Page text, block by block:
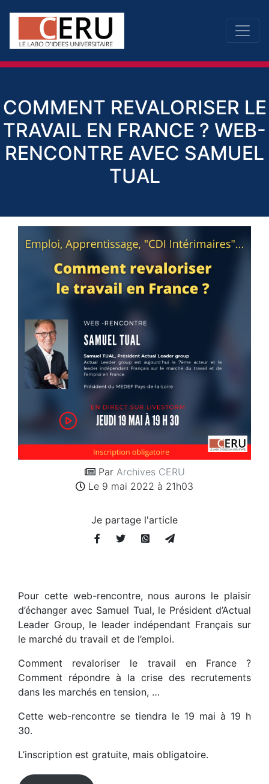
COMMENT REVALORISER LE
TRAVAIL EN FRANCE ? WEB-
RENCONTRE AVEC SAMUEL
TUAL
Par Archives CERU
Le 9 mai 2022 à 21h03
Je partage l'article
Pour cette web-rencontre, nous aurons le plaisir
d’échanger avec Samuel Tual, le Président d’Actual
Leader Group, le leader indépendant Français sur
le marché du travail et de l’emploi.
Comment revaloriser le travail en France ?
Comment répondre à la crise des recrutements
dans les marchés en tension, …
Cette web-rencontre se tiendra le 19 mai à 19 h
30.
L’inscription est gratuite, mais obligatoire.